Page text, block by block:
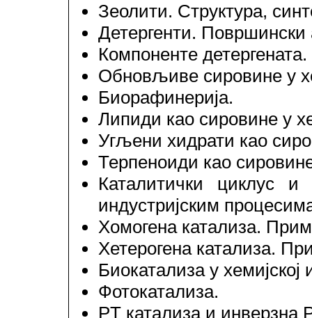
Зеолити. Структура,
Детергенти. Површински
Компоненте
Обновљиве сировине у
Биорафинерија.
Липиди као сировине у
Угљени хидрати као
Терпеноиди као
Каталитички циклус и
индустријским
Хомогена катализа.
Хетерогена катализа.
Биокатализа у хемијској
Фотокатализа.
PT катализа и инверзна